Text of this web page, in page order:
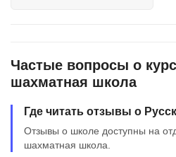
Частые вопросы о
шахматная школа
Где читать отзывы о
Отзывы о школе доступны на
шахматная школа.
ДПО
Акции и промокоды
Рейтинг онлайн-школ